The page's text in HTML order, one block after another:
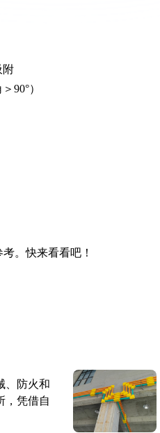
附
90°）
。快来看看吧！
、防火和
，凭借自